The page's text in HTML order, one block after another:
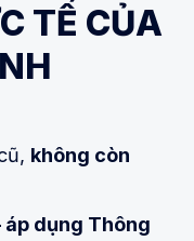
TẾ CỦA
không còn
áp dụng Thông